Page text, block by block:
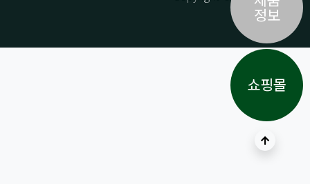
Reserved.
상단으로
정보
쇼핑몰